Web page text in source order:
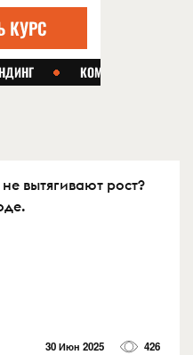
вытягивают рост?
30 Июн 2025 426